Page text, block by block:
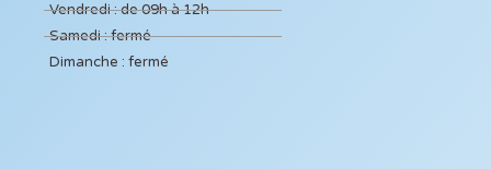
Vendredi : de 09h à 12h
Samedi : fermé
Dimanche : fermé